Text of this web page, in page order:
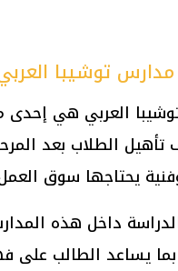
توشيبا العربي
العربي هي إحدى
الطلاب بعد
يحتاجها سوق
داخل هذه
يساعد الطالب على